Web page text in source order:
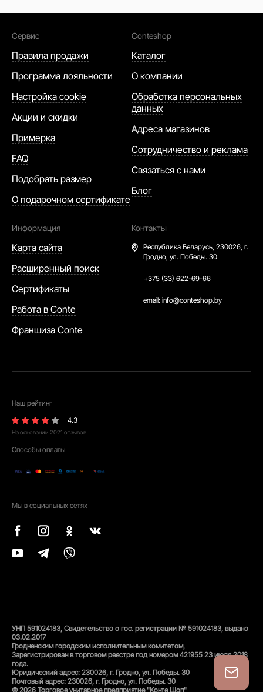
Сервис
Правила продажи
Программа лояльности
Настройка cookie
Акции и скидки
Примерка
FAQ
Подобрать размер
О подарочном сертификате
Conteshop
Каталог
О компании
Обработка персональных
данных
Адреса магазинов
Сотрудничество и реклама
Связаться с нами
Блог
Информация
Карта сайта
Расширенный поиск
Сертификаты
Работа в Conte
Франшиза Conte
Контакты
Республика Беларусь, 230026, г.
Гродно, ул. Победы. 30
+375 (33) 622-69-66
email: info@conteshop.by
Наш рейтинг
4.3
На основании 2021 отзывов
Способы оплаты
Мы в социальных сетях
УНП 591024183, Свидетельство о гос. регистрации № 591024183, выдано
03.02.2017
Гродненским городским исполнительным комитетом,
Зарегистрирован в торговом реестре под номером 421955 23 июля 2018
года.
Юридический адрес: 230026, г. Гродно, ул. Победы. 30
Почтовый адрес: 230026, г. Гродно, ул. Победы. 30
© 2026 Торговое унитарное предприятие "Конте Шоп"